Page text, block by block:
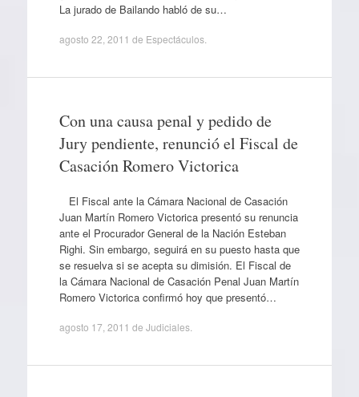
La jurado de Bailando habló de su…
agosto 22, 2011 de Espectáculos.
Con una causa penal y pedido de
Jury pendiente, renunció el Fiscal de
Casación Romero Victorica
El Fiscal ante la Cámara Nacional de Casación
Juan Martín Romero Victorica presentó su renuncia
ante el Procurador General de la Nación Esteban
Righi. Sin embargo, seguirá en su puesto hasta que
se resuelva si se acepta su dimisión. El Fiscal de
la Cámara Nacional de Casación Penal Juan Martín
Romero Victorica confirmó hoy que presentó…
agosto 17, 2011 de Judiciales.